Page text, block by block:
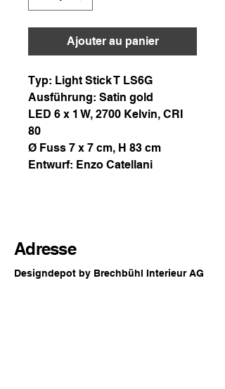
Ajouter au panier
Typ: Light Stick T LS6G
Ausführung: Satin gold
LED 6 x 1 W, 2700 Kelvin, CRI
80
Ø Fuss 7 x 7 cm, H 83 cm
Entwurf: Enzo Catellani
Adresse
Designdepot by Brechbühl Interieur AG